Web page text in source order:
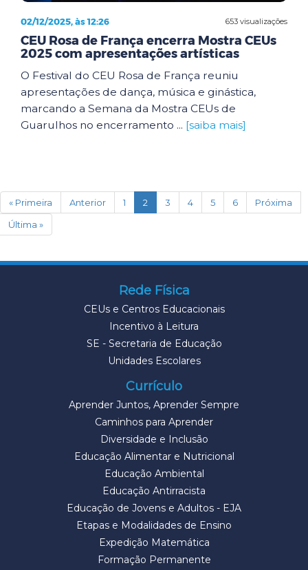
653 visualizações
02/12/2025, às 12:26
CEU Rosa de França encerra Mostra CEUs
2025 com apresentações artísticas
O Festival do CEU Rosa de França reuniu
apresentações de dança, música e ginástica,
marcando a Semana da Mostra CEUs de
Guarulhos no encerramento ... [saiba mais]
« Primeira Anterior 1 2 (current)
3 4 5 6
Próxima
Última »
Rede Física
CEUs e Centros Educacionais
Incentivo à Leitura
SE - Secretaria de Educação
Unidades Escolares
Currículo
Aprender Juntos, Aprender Sempre
Caminhos para Aprender
Diversidade e Inclusão
Educação Alimentar e Nutricional
Educação Ambiental
Educação Antirracista
Educação de Jovens e Adultos - EJA
Etapas e Modalidades de Ensino
Expedição Matemática
Formação Permanente